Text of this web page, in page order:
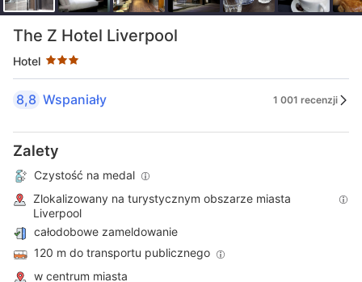
The Z Hotel Liverpool
Hotel
Liczba gwiazdek: 3
8,8 Wspaniały 1 001 recenzji
Zalety
Czystość na medal
Zlokalizowany na turystycznym obszarze miasta
Liverpool
całodobowe zameldowanie
120 m do transportu publicznego
w centrum miasta